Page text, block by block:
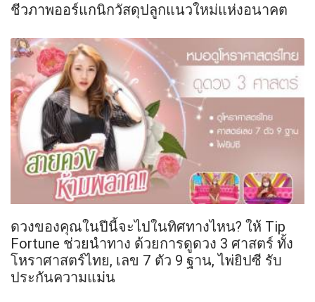
ชีวภาพออร์แกนิกวัสดุปลูกแนวใหม่แห่งอนาคต
ดวงของคุณในปีนี้จะไปในทิศทางไหน? ให้ Tip
Fortune ช่วยนำทาง ด้วยการดูดวง 3 ศาสตร์ ทั้ง
โหราศาสตร์ไทย, เลข 7 ตัว 9 ฐาน, ไพ่ยิปซี รับ
ประกันความแม่น